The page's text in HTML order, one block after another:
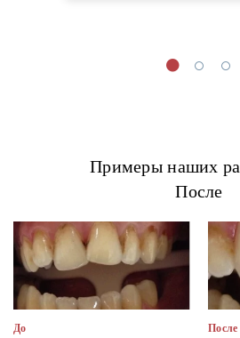
Примеры наших
После
До После